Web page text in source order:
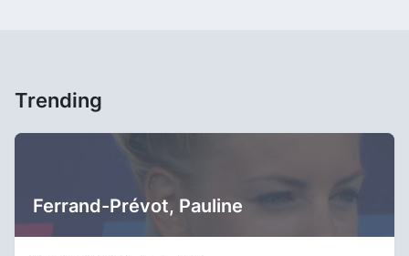
Trending
Ferrand-Prévot, Pauline